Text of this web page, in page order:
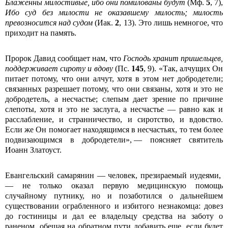
Блаженны милостивые, ибо они помилованы будут (Мф. 5, 7),
Ибо суд без милости не оказавшему милость; милость
превозносится над судом (Иак.2, 13). Это лишь немногое, что
приходит на память.
Пророк Давид сообщает нам, что Господь хранит пришельцев,
поддерживает сироту и вдову(Пс. 145, 9). «Так, алчущих Он
питает потому, что они алчут, хотя в этом нет добродетели;
связанных разрешает потому, что они связаны, хотя и это не
добродетель, а несчастье; слепым дает зрение по причине
слепоты, хотя и это не заслуга, а несчастье — равно как и
расслабление, и странничество, и сиротство, и вдовство.
Если же Он помогает находящимся в несчастьях, то тем более
подвизающимся в добродетели», — поясняет святитель
Иоанн Златоуст.
Евангельский самарянин — человек, презираемый иудеями,
— не только оказал первую медицинскую помощь
случайному путнику, но и позаботился о дальнейшем
существовании ограбленного и избитого незнакомца: довез
до гостиницы и дал ее владельцу средства на заботу о
раненом, обещая на обратном пути добавить еще, если будет